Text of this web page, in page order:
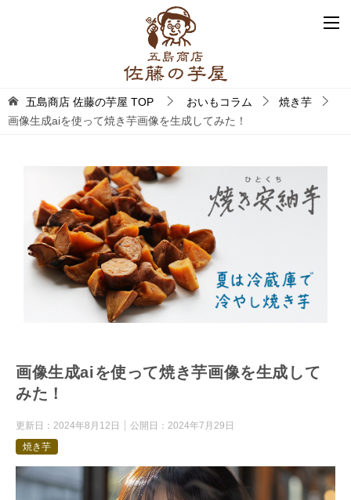
五島商店 佐藤の芋屋 TOP おいもコラム
焼き芋
画像生成aiを使って焼き芋画像を生成してみた！
画像生成aiを使って焼き芋画像を生成して
みた！
更新日： 2024年8月12日 公開日： 2024年7月29日
焼き芋